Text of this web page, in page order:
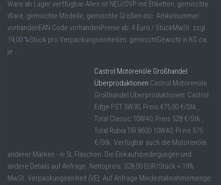
Ware ab Lager verffügbar.Alles ist NEU/OVP mit Etiketten, gemischte
Ware, gemischte Modelle, gemischte Größen etc. Artikelnummer:
vorhandenEAN Code vorhandenPreise ab: 4 Euro / StückMwSt. zzgl.
19,00 %Stück pro Verpackungseinheiten: gemischtGewicht in KG ca.
je ...
Castrol Motorenöle Großhandel
Überproduktionen Castrol Motorenöle
Großhandel Überproduktionen: Castrol
Edge FST 5W30, Preis 475,00 €/Stk.,
Total Classic 10W40, Preis 528 €/Stk.,
Total Rubia TIR 8600 10W40, Preis 575
€/Stk. Verfügbar auch die Motorenöle
anderer Marken - in 5L Flaschen. Die Einkaufsbedingungen und
andere Details auf Anfrage. Nettopreis: 328,00 EUR/Stück + 19%
MwSt. Verpackungseinheit (VE): Auf Anfrage Mindestabnahmemenge: